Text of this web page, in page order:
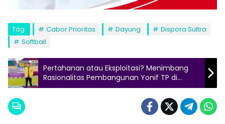
Tag: Cabor Prioritas Dayung
Dispora Sultra
Softball
Pertahanan atau Eksploitasi? Menimbang
Rasionalitas Pembangunan Yonif TP di
Hutan Lindung Warangga